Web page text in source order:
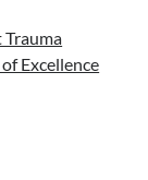
Trauma
Excellence